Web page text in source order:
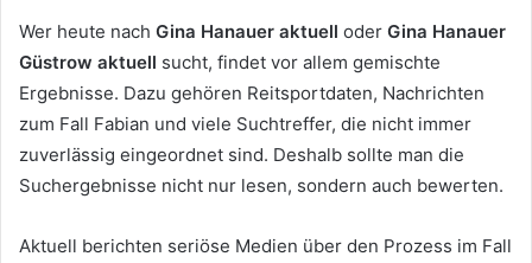
Wer heute nach Gina Hanauer aktuell oder Gina Hanauer
Güstrow aktuell sucht, findet vor allem gemischte
Ergebnisse. Dazu gehören Reitsportdaten, Nachrichten
zum Fall Fabian und viele Suchtreffer, die nicht immer
zuverlässig eingeordnet sind. Deshalb sollte man die
Suchergebnisse nicht nur lesen, sondern auch bewerten.
Aktuell berichten seriöse Medien über den Prozess im Fall